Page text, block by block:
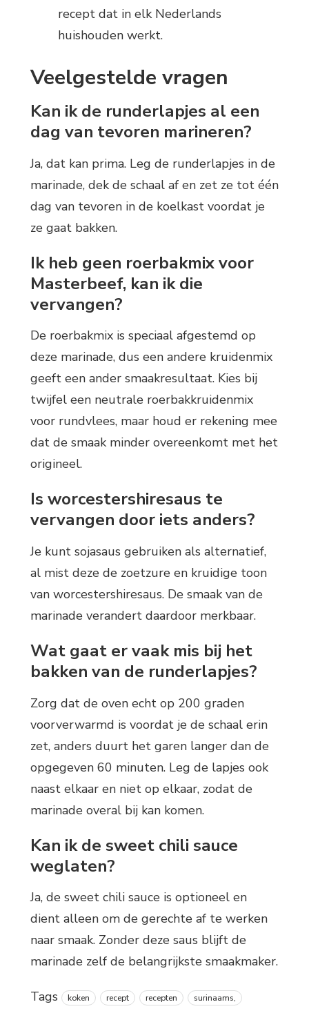
recept dat in elk Nederlands
huishouden werkt.
Veelgestelde vragen
Kan ik de runderlapjes al een
dag van tevoren marineren?
Ja, dat kan prima. Leg de runderlapjes in de
marinade, dek de schaal af en zet ze tot één
dag van tevoren in de koelkast voordat je
ze gaat bakken.
Ik heb geen roerbakmix voor
Masterbeef, kan ik die
vervangen?
De roerbakmix is speciaal afgestemd op
deze marinade, dus een andere kruidenmix
geeft een ander smaakresultaat. Kies bij
twijfel een neutrale roerbakkruidenmix
voor rundvlees, maar houd er rekening mee
dat de smaak minder overeenkomt met het
origineel.
Is worcestershiresaus te
vervangen door iets anders?
Je kunt sojasaus gebruiken als alternatief,
al mist deze de zoetzure en kruidige toon
van worcestershiresaus. De smaak van de
marinade verandert daardoor merkbaar.
Wat gaat er vaak mis bij het
bakken van de runderlapjes?
Zorg dat de oven echt op 200 graden
voorverwarmd is voordat je de schaal erin
zet, anders duurt het garen langer dan de
opgegeven 60 minuten. Leg de lapjes ook
naast elkaar en niet op elkaar, zodat de
marinade overal bij kan komen.
Kan ik de sweet chili sauce
weglaten?
Ja, de sweet chili sauce is optioneel en
dient alleen om de gerechte af te werken
naar smaak. Zonder deze saus blijft de
marinade zelf de belangrijkste smaakmaker.
Tags koken recept recepten surinaams,